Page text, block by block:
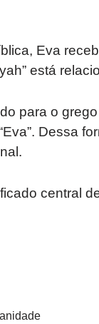
Eva
está
para o
Dessa
central